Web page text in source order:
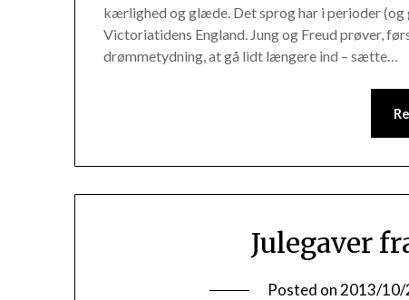
kærlighed og glæde. Det sprog har i perioder
Victoriatidens England. Jung og Freud prøver,
drømmetydning, at gå lidt længere ind – sætte…
Julegaver
Posted on 2013/10/